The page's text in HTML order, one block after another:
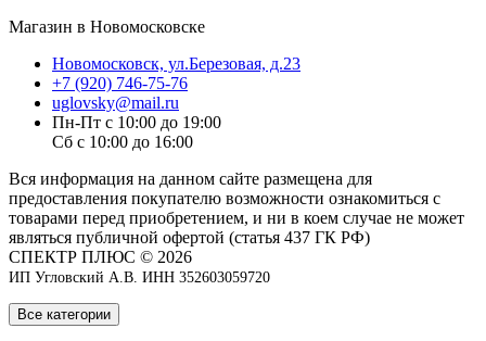
Магазин в Новомосковске
Новомосковск, ул.Березовая, д.23
+7 (920) 746-75-76
uglovsky@mail.ru
Пн-Пт с 10:00 до 19:00
Сб с 10:00 до 16:00
Вся информация на данном сайте размещена для
предоставления покупателю возможности ознакомиться с
товарами перед приобретением, и ни в коем случае не может
являться публичной офертой (статья 437 ГК РФ)
СПЕКТР ПЛЮС © 2026
ИП Угловский А.В. ИНН 352603059720
Все категории